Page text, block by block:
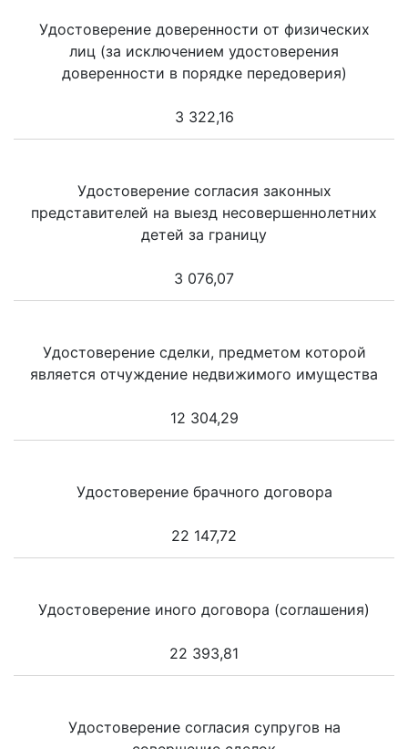
Удостоверение доверенности от физических
лиц (за исключением удостоверения
доверенности в порядке передоверия)
3 322,16
Удостоверение согласия законных
представителей на выезд несовершеннолетних
детей за границу
3 076,07
Удостоверение сделки, предметом которой
является отчуждение недвижимого имущества
12 304,29
Удостоверение брачного договора
22 147,72
Удостоверение иного договора (соглашения)
22 393,81
Удостоверение согласия супругов на